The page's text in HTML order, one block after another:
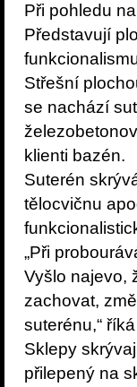
Při pohledu
Představují
Střešní
se nachází
klienti bazén.
Suterén
tělocvičnu
„Při
Vyšlo najevo,
zachovat,
suterénu,“
Sklepy
přilepený na